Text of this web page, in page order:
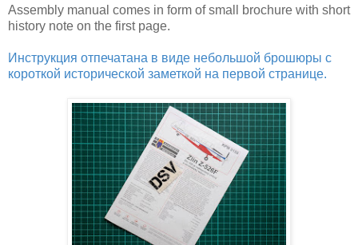
Assembly manual comes in form of small brochure with short
history note on the first page.
Инструкция отпечатана в виде небольшой брошюры с
короткой исторической заметкой на первой странице.